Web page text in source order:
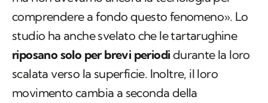
comprendere a fondo questo fenomeno». Lo
studio ha anche svelato che le tartarughine
riposano solo per brevi periodi durante la loro
scalata verso la superficie. Inoltre, il loro
movimento cambia a seconda della